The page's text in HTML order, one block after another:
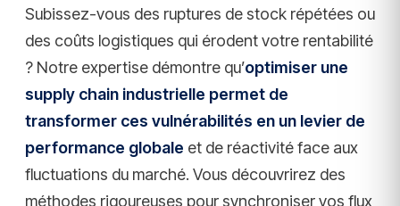
Subissez-vous des ruptures de stock répétées ou
des coûts logistiques qui érodent votre rentabilité
? Notre expertise démontre qu’optimiser une
supply chain industrielle permet de
transformer ces vulnérabilités en un levier de
performance globale et de réactivité face aux
fluctuations du marché. Vous découvrirez des
méthodes rigoureuses pour synchroniser vos flux